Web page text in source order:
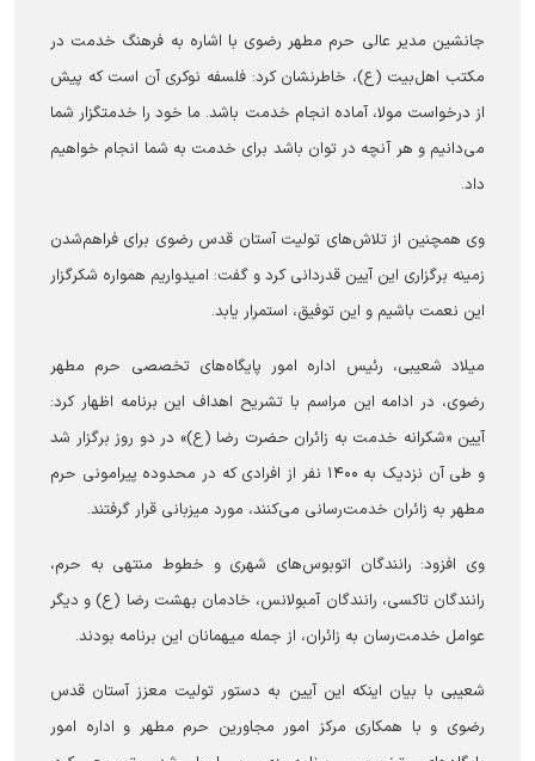
جانشین مدیر عالی حرم مطهر رضوی با اشاره به فرهنگ خدمت در
مکتب اهل‌بیت (ع)، خاطرنشان کرد: فلسفه نوکری آن است که پیش
از درخواست مولا، آماده انجام خدمت باشد. ما خود را خدمتگزار شما
می‌دانیم و هر آنچه در توان باشد برای خدمت به شما انجام خواهیم
داد.
وی همچنین از تلاش‌های تولیت آستان قدس رضوی برای فراهم‌شدن
زمینه برگزاری این آیین قدردانی کرد و گفت: امیدواریم همواره شکرگزار
این نعمت باشیم و این توفیق، استمرار یابد.
میلاد شعیبی، رئیس اداره امور پایگاه‌های تخصصی حرم مطهر
رضوی، در ادامه این مراسم با تشریح اهداف این برنامه اظهار کرد:
آیین «شکرانه خدمت به زائران حضرت رضا (ع)» در دو روز برگزار شد
و طی آن نزدیک به ۱۴۰۰ نفر از افرادی که در محدوده پیرامونی حرم
مطهر به زائران خدمت‌رسانی می‌کنند، مورد میزبانی قرار گرفتند.
وی افزود: رانندگان اتوبوس‌های شهری و خطوط منتهی به حرم،
رانندگان تاکسی، رانندگان آمبولانس، خادمان بهشت رضا (ع) و دیگر
عوامل خدمت‌رسان به زائران، از جمله میهمانان این برنامه بودند.
شعیبی با بیان اینکه این آیین به دستور تولیت معزز آستان قدس
رضوی و با همکاری مرکز امور مجاورین حرم مطهر و اداره امور